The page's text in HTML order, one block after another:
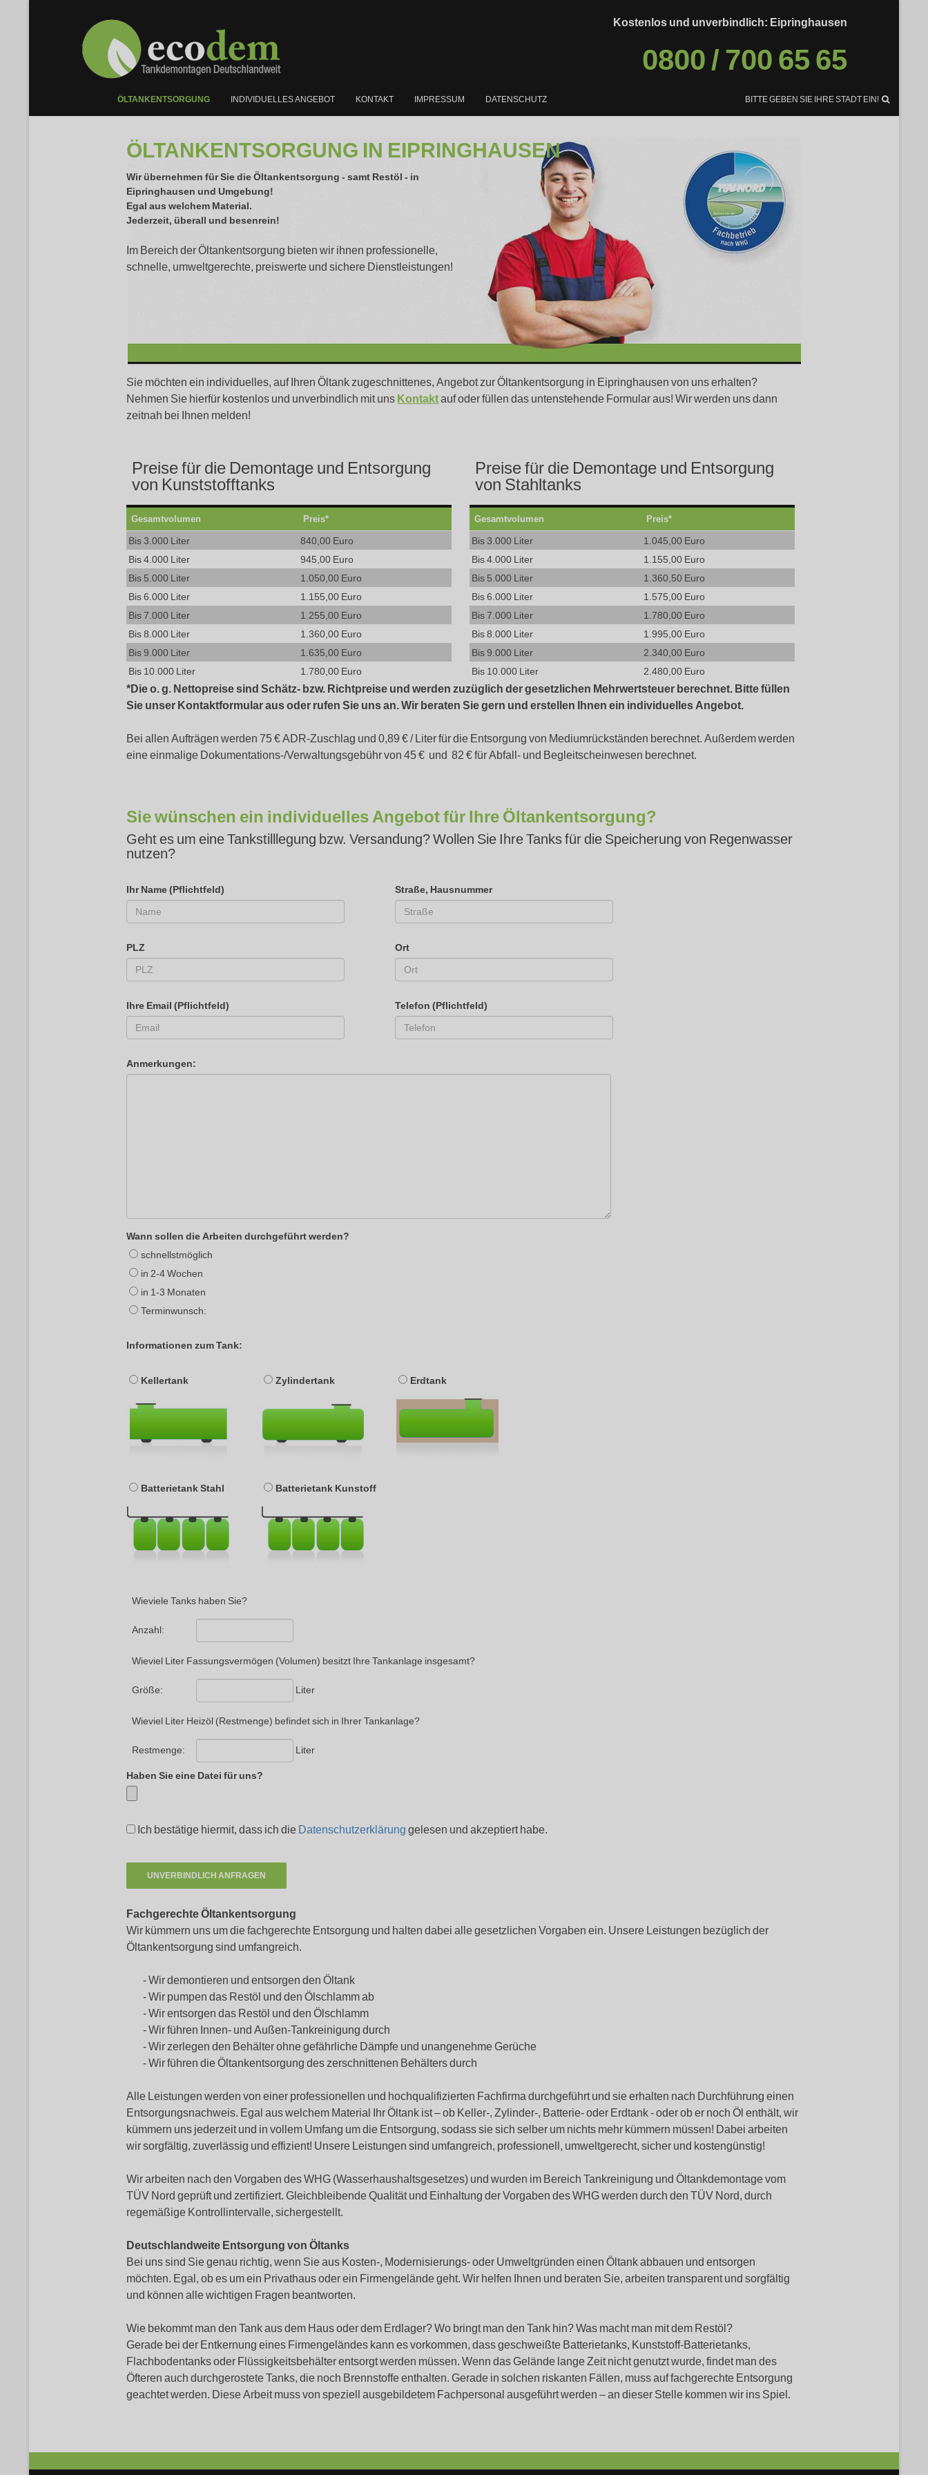
Kostenlos und unverbindlich: Eipringhausen
0800 / 700 65 65
ÖLTANKENTSORGUNG INDIVIDUELLES ANGEBOT KONTAKT IMPRESSUM DATENSCHUTZ BITTE GEBEN SIE IHRE STADT EIN!
ÖLTANKENTSORGUNG IN EIPRINGHAUSEN
Wir übernehmen für Sie die Öltankentsorgung - samt Restöl - in
Eipringhausen und Umgebung!
Egal aus welchem Material.
Jederzeit, überall und besenrein!
Im Bereich der Öltankentsorgung bieten wir ihnen professionelle,
schnelle, umweltgerechte, preiswerte und sichere Dienstleistungen!
Sie möchten ein individuelles, auf Ihren Öltank zugeschnittenes, Angebot zur Öltankentsorgung in Eipringhausen von uns erhalten?
Nehmen Sie hierfür kostenlos und unverbindlich mit uns Kontaktauf oder füllen das untenstehende Formular aus! Wir werden uns dann
zeitnah bei Ihnen melden!
Preise für die Demontage und Entsorgung
von Kunststofftanks
Gesamtvolumen Preis*
Bis 3.000 Liter
840,00 Euro
Bis 4.000 Liter
945,00 Euro
Bis 5.000 Liter
1.050,00 Euro
Bis 6.000 Liter
1.155,00 Euro
Bis 7.000 Liter
1.255,00 Euro
Bis 8.000 Liter
1.360,00 Euro
Bis 9.000 Liter
1.635,00 Euro
Bis 10.000 Liter
1.780,00 Euro
Preise für die Demontage und Entsorgung
von Stahltanks
Gesamtvolumen Preis*
Bis 3.000 Liter
1.045,00 Euro
Bis 4.000 Liter
1.155,00 Euro
Bis 5.000 Liter
1.360,50 Euro
Bis 6.000 Liter
1.575,00 Euro
Bis 7.000 Liter
1.780,00 Euro
Bis 8.000 Liter
1.995,00 Euro
Bis 9.000 Liter
2.340,00 Euro
Bis 10.000 Liter
2.480,00 Euro
*Die o. g. Nettopreise sind Schätz- bzw. Richtpreise und werden zuzüglich der gesetzlichen Mehrwertsteuer berechnet. Bitte füllen
Sie unser Kontaktformular aus oder rufen Sie uns an. Wir beraten Sie gern und erstellen Ihnen ein individuelles Angebot.
Bei allen Aufträgen werden 75 € ADR-Zuschlag und 0,89 € / Liter für die Entsorgung von Mediumrückständen berechnet. Außerdem werden
eine einmalige Dokumentations-/Verwaltungsgebühr von 45 € und 82 € für Abfall- und Begleitscheinwesen berechnet.
Sie wünschen ein individuelles Angebot für Ihre Öltankentsorgung?
Geht es um eine Tankstilllegung bzw. Versandung? Wollen Sie Ihre Tanks für die Speicherung von Regenwasser
nutzen?
Ihr Name (Pflichtfeld) Straße, Hausnummer
PLZ Ort
Ihre Email (Pflichtfeld) Telefon (Pflichtfeld)
Anmerkungen:
Wann sollen die Arbeiten durchgeführt werden?
schnellstmöglich
in 2-4 Wochen
in 1-3 Monaten
Terminwunsch:
Informationen zum Tank:
Kellertank Zylindertank Erdtank
Batterietank Stahl Batterietank Kunstoff
Wieviele Tanks haben Sie?
Anzahl:
Wieviel Liter Fassungsvermögen (Volumen) besitzt Ihre Tankanlage insgesamt?
Größe: Liter
Wieviel Liter Heizöl (Restmenge) befindet sich in Ihrer Tankanlage?
Restmenge: Liter
Haben Sie eine Datei für uns?
Ich bestätige hiermit, dass ich die Datenschutzerklärung gelesen und akzeptiert habe.
Fachgerechte Öltankentsorgung
Wir kümmern uns um die fachgerechte Entsorgung und halten dabei alle gesetzlichen Vorgaben ein. Unsere Leistungen bezüglich der
Öltankentsorgung sind umfangreich.
Wir demontieren und entsorgen den Öltank
Wir pumpen das Restöl und den Ölschlamm ab
Wir entsorgen das Restöl und den Ölschlamm
Wir führen Innen- und Außen-Tankreinigung durch
Wir zerlegen den Behälter ohne gefährliche Dämpfe und unangenehme Gerüche
Wir führen die Öltankentsorgung des zerschnittenen Behälters durch
Alle Leistungen werden von einer professionellen und hochqualifizierten Fachfirma durchgeführt und sie erhalten nach Durchführung einen
Entsorgungsnachweis. Egal aus welchem Material Ihr Öltank ist – ob Keller-, Zylinder-, Batterie- oder Erdtank - oder ob er noch Öl enthält, wir
kümmern uns jederzeit und in vollem Umfang um die Entsorgung, sodass sie sich selber um nichts mehr kümmern müssen! Dabei arbeiten
wir sorgfältig, zuverlässig und effizient! Unsere Leistungen sind umfangreich, professionell, umweltgerecht, sicher und kostengünstig!
Wir arbeiten nach den Vorgaben des WHG (Wasserhaushaltsgesetzes) und wurden im Bereich Tankreinigung und Öltankdemontage vom
TÜV Nord geprüft und zertifiziert. Gleichbleibende Qualität und Einhaltung der Vorgaben des WHG werden durch den TÜV Nord, durch
regemäßige Kontrollintervalle, sichergestellt.
Deutschlandweite Entsorgung von Öltanks
Bei uns sind Sie genau richtig, wenn Sie aus Kosten-, Modernisierungs- oder Umweltgründen einen Öltank abbauen und entsorgen
möchten. Egal, ob es um ein Privathaus oder ein Firmengelände geht. Wir helfen Ihnen und beraten Sie, arbeiten transparent und sorgfältig
und können alle wichtigen Fragen beantworten.
Wie bekommt man den Tank aus dem Haus oder dem Erdlager? Wo bringt man den Tank hin? Was macht man mit dem Restöl?
Gerade bei der Entkernung eines Firmengeländes kann es vorkommen, dass geschweißte Batterietanks, Kunststoff-Batterietanks,
Flachbodentanks oder Flüssigkeitsbehälter entsorgt werden müssen. Wenn das Gelände lange Zeit nicht genutzt wurde, findet man des
Öfteren auch durchgerostete Tanks, die noch Brennstoffe enthalten. Gerade in solchen riskanten Fällen, muss auf fachgerechte Entsorgung
geachtet werden. Diese Arbeit muss von speziell ausgebildetem Fachpersonal ausgeführt werden – an dieser Stelle kommen wir ins Spiel.